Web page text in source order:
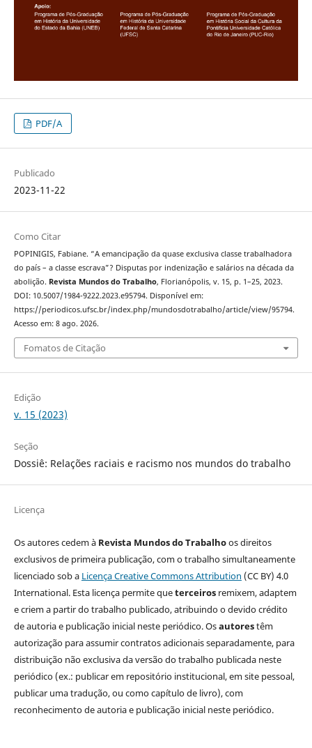
PDF/A
Publicado
2023-11-22
Como Citar
POPINIGIS, Fabiane. “A emancipação da quase exclusiva classe trabalhadora
do país – a classe escrava”? Disputas por indenização e salários na década da
abolição. Revista Mundos do Trabalho, Florianópolis, v. 15, p. 1–25, 2023.
DOI: 10.5007/1984-9222.2023.e95794. Disponível em:
https://periodicos.ufsc.br/index.php/mundosdotrabalho/article/view/95794.
Acesso em: 8 ago. 2026.
Fomatos de Citação
Edição
v. 15 (2023)
Seção
Dossiê: Relações raciais e racismo nos mundos do trabalho
Licença
Os autores cedem à Revista Mundos do Trabalhoos direitos
exclusivos de primeira publicação, com o trabalho simultaneamente
licenciado sob a Licença Creative Commons Attribution (CC BY) 4.0
International. Esta licença permite queterceirosremixem, adaptem
e criem a partir do trabalho publicado, atribuindo o devido crédito
de autoria e publicação inicial neste periódico. Osautorestêm
autorização para assumir contratos adicionais separadamente, para
distribuição não exclusiva da versão do trabalho publicada neste
periódico (ex.: publicar em repositório institucional, em site pessoal,
publicar uma tradução, ou como capítulo de livro), com
reconhecimento de autoria e publicação inicial neste periódico.